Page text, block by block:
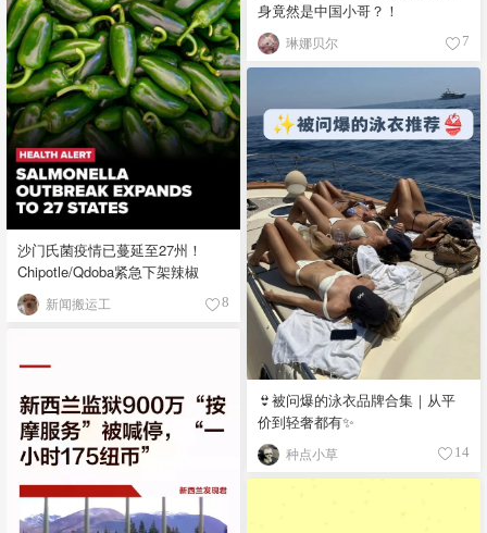
身竟然是中国小哥？！
琳娜贝尔 7
沙门氏菌疫情已蔓延至27州！
Chipotle/Qdoba紧急下架辣椒
新闻搬运工 8
👙被问爆的泳衣品牌合集｜从平
价到轻奢都有✨
种点小草 14